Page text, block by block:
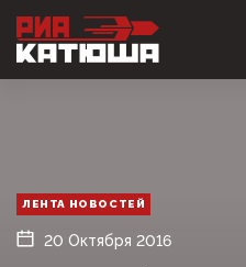
ЛЕНТА НОВОСТЕЙ
20 Октября 2016